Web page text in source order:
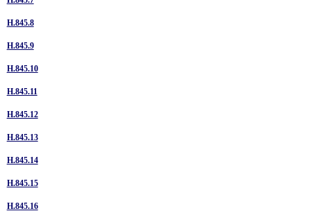
H.845.8
H.845.9
H.845.10
H.845.11
H.845.12
H.845.13
H.845.14
H.845.15
H.845.16